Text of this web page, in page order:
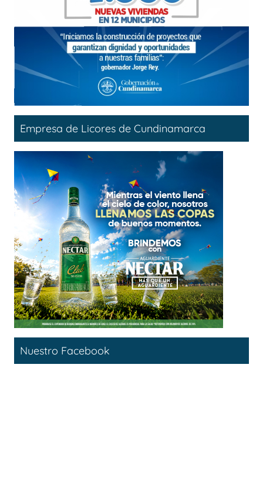
Empresa de Licores de Cundinamarca
Nuestro Facebook